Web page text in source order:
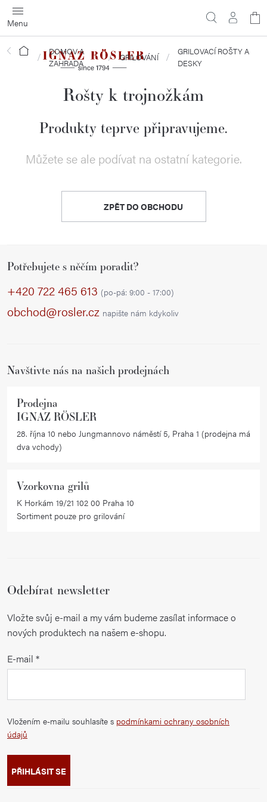
Přejít
na
obsah
Domů
DOMOV A
ZAHRADA
GRILOVÁNÍ
GRILOVACÍ ROŠTY A
DESKY
Rošty k trojnožkám
Produkty teprve připravujeme.
Můžete se ale podívat na ostatní kategorie.
ZPĚT DO OBCHODU
Potřebujete s něčím poradit?
+420 722 465 613 (po-pá: 9:00 - 17:00)
obchod@rosler.cz napište nám kdykoliv
Navštivte nás na našich prodejnách
Prodejna
IGNAZ RÖSLER
28. října 10 nebo Jungmannovo náměstí 5, Praha 1 (prodejna má
dva vchody)
Vzorkovna grilů
K Horkám 19/21 102 00 Praha 10
Sortiment pouze pro grilování
Odebírat newsletter
Vložte svůj e-mail a my vám budeme zasílat informace o
nových produktech na našem e-shopu.
E-mail
Vložením e-mailu souhlasíte s podmínkami ochrany osobních
údajů
PŘIHLÁSIT SE